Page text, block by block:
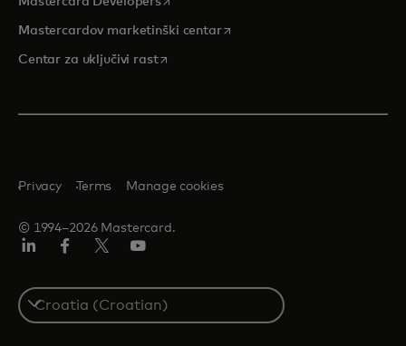
Mastercardov marketinški centaropens in a new tab
Centar za uključivi rastopens in a new tab
© 1994–2026 Mastercard.
Privacy Terms Manage cookies
Select
a
country